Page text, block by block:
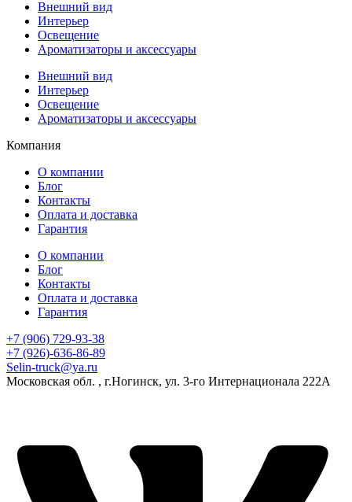
Внешний вид
Интерьер
Освещение
Ароматизаторы и аксессуары
Внешний вид
Интерьер
Освещение
Ароматизаторы и аксессуары
Компания
О компании
Блог
Контакты
Оплата и доставка
Гарантия
О компании
Блог
Контакты
Оплата и доставка
Гарантия
+7 (906) 729-93-38
+7 (926)-636-86-89
Selin-truck@ya.ru
Московская обл. , г.Ногинск, ул. 3-го Интернационала 222А